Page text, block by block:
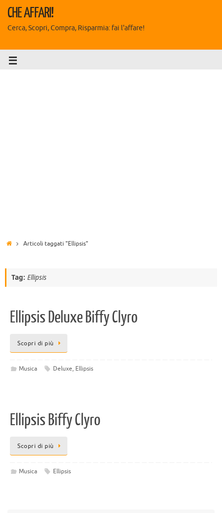
CHE AFFARI!
Cerca, Scopri, Compra, Risparmia: fai l'affare!
Articoli taggati "Ellipsis"
Tag: Ellipsis
Ellipsis Deluxe Biffy Clyro
Scopri di più
Musica Deluxe, Ellipsis
Ellipsis Biffy Clyro
Scopri di più
Musica Ellipsis